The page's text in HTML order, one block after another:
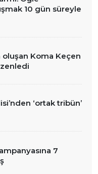
10 gün süreyle
oluşan Koma Keçen
‘ortak tribün’
7